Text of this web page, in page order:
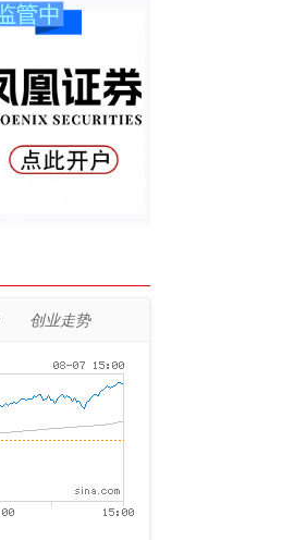
创业走势